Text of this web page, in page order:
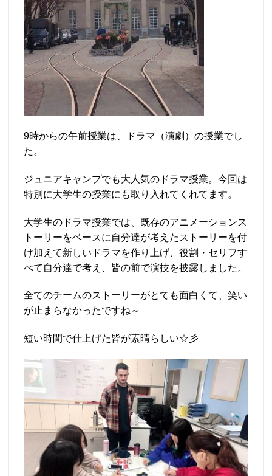
9時からの午前授業は、ドラマ（演劇）の授業でし
た。
ジュニアキャンプでも大人気のドラマ授業。今回は
特別に大学生の授業にも取り入れてくれてます。
大学生のドラマ授業では、既存のアニメーションス
トーリーをベースに自分達が考えたストーリーを付
け加えて新しいドラマを作り上げ、役割・セリフす
べて自分達で考え、皆の前で演技を披露しました。
全てのチームのストーリーがとても面白くて、笑い
が止まらなかったですね～
短い時間で仕上げた皆が素晴らしい☆彡